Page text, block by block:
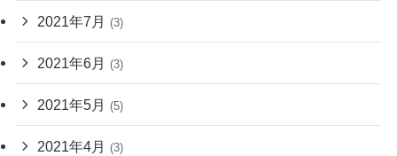
2021年7月 (3)
2021年6月 (3)
2021年5月 (5)
2021年4月 (3)